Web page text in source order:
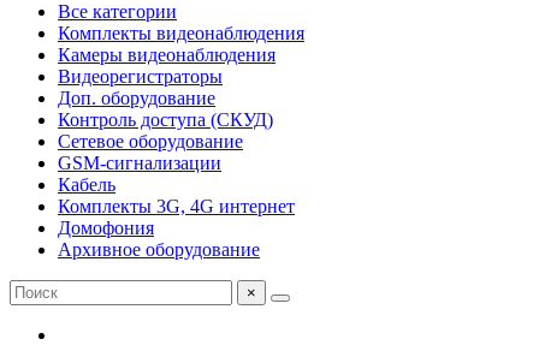
Все категории
Комплекты видеонаблюдения
Камеры видеонаблюдения
Видеорегистраторы
Доп. оборудование
Контроль доступа (СКУД)
Сетевое оборудование
GSM-сигнализации
Кабель
Комплекты 3G, 4G интернет
Домофония
Архивное оборудование
×